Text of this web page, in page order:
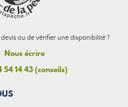
ou de vérifier une disponibilité ?
Nous écrire
54 14 43 (conseils)